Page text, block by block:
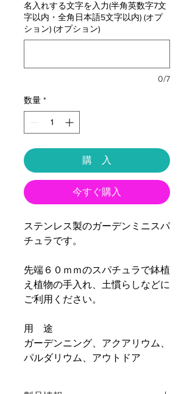
名入れする文字を入力(半角英数字7文
字以内・全角日本語5文字以内) (オプ
ション) (オプション)
0/7
数量 *
購 入
今すぐ購入
ステンレス製のガーデンミニスパ
チュラです。
先端６０ｍｍのスパチュラで鉢植
え植物の手入れ、土慣らしなどに
ご利用ください。
用 途
ガーデンニング、アクアリウム、
パルダリウム、アウトドア